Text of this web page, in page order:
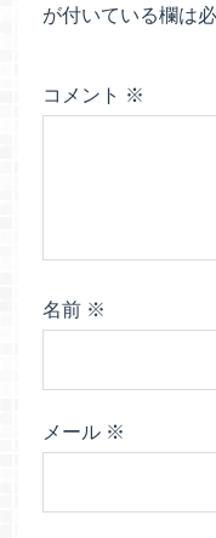
が付いている欄は
コメント ※
名前 ※
メール ※